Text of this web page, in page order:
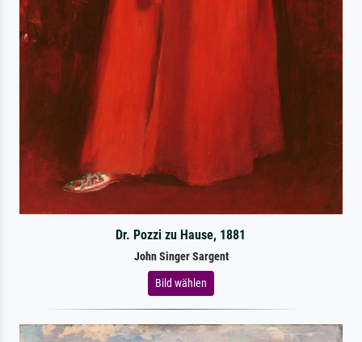
Dr. Pozzi zu Hause, 1881
John Singer Sargent
Bild wählen